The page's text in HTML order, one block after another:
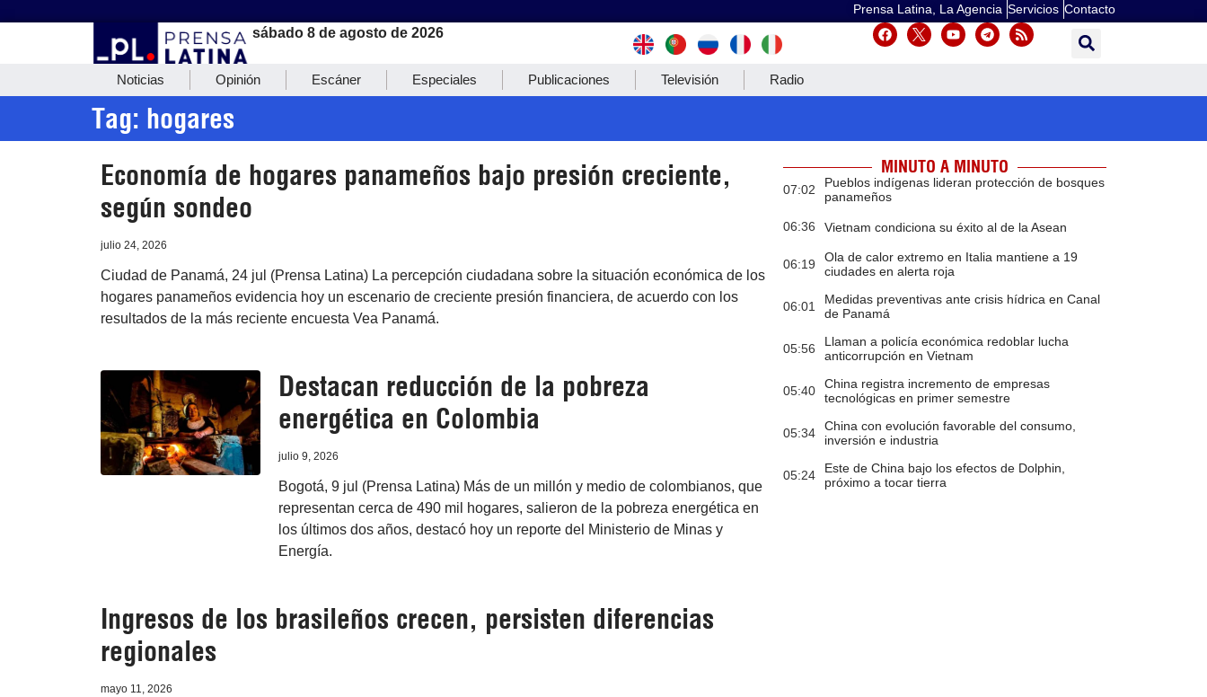
Prensa Latina, La Agencia Servicios Contacto
sábado 8 de agosto de 2026
Noticias Opinión Escáner Especiales Publicaciones Televisión Radio
Tag: hogares
Economía de hogares panameños bajo presión creciente,
según sondeo
julio 24, 2026
Ciudad de Panamá, 24 jul (Prensa Latina) La percepción ciudadana sobre la situación económica de los
hogares panameños evidencia hoy un escenario de creciente presión financiera, de acuerdo con los
resultados de la más reciente encuesta Vea Panamá.
Destacan reducción de la pobreza
energética en Colombia
julio 9, 2026
Bogotá, 9 jul (Prensa Latina) Más de un millón y medio de colombianos, que
representan cerca de 490 mil hogares, salieron de la pobreza energética en
los últimos dos años, destacó hoy un reporte del Ministerio de Minas y
Energía.
Ingresos de los brasileños crecen, persisten diferencias
regionales
mayo 11, 2026
MINUTO A MINUTO
07:02
Pueblos indígenas lideran protección de bosques
panameños
06:36 Vietnam condiciona su éxito al de la Asean
06:19
Ola de calor extremo en Italia mantiene a 19
ciudades en alerta roja
06:01
Medidas preventivas ante crisis hídrica en Canal
de Panamá
05:56
Llaman a policía económica redoblar lucha
anticorrupción en Vietnam
05:40
China registra incremento de empresas
tecnológicas en primer semestre
05:34
China con evolución favorable del consumo,
inversión e industria
05:24
Este de China bajo los efectos de Dolphin,
próximo a tocar tierra